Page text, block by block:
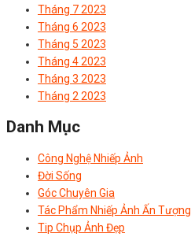
Tháng 7 2023
Tháng 6 2023
Tháng 5 2023
Tháng 4 2023
Tháng 3 2023
Tháng 2 2023
Danh Mục
Công Nghệ Nhiếp Ảnh
Đời Sống
Góc Chuyên Gia
Tác Phẩm Nhiếp Ảnh Ấn Tượng
Tip Chụp Ảnh Đẹp